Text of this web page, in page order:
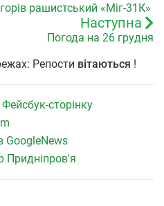
рашистський «Міг-31К»
Наступна
Погода на 26 грудня
Репости вітаються !
Фейсбук-сторінку
GoogleNews
Придніпров'я